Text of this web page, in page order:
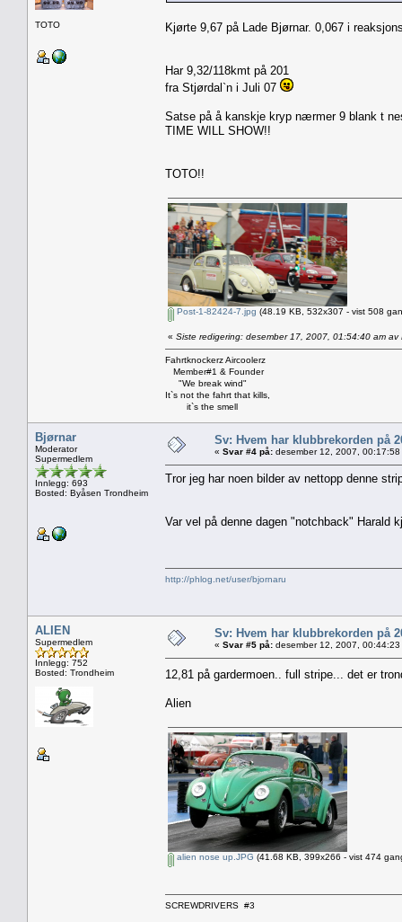
TOTO Kjørte 9,67 på Lade Bjørnar. 0,067 i
Har 9,32/118kmt på 201
fra Stjørdal`n i Juli 07
Satse på å kanskje kryp nærmer 9 blank t
TIME WILL SHOW!!
TOTO!!
Post-1-82424-7.jpg (48.19 KB, 532x307 - vist 508
« Siste redigering: desember 17, 2007, 01:54:40 am av
Fahrtknockerz Aircoolerz
Member#1 & Founder
"We break wind"
It`s not the fahrt that kills,
it`s the smell
Bjørnar
Moderator
Supermedlem
Innlegg: 693
Bosted: Byåsen Trondheim
Sv: Hvem har klubbrekorden på
« Svar #4 på: desember 12, 2007, 00:17:58
Tror jeg har noen bilder av nettopp denne
Var vel på denne dagen "notchback" Harald
http://phlog.net/user/bjornaru
ALIEN
Supermedlem
Innlegg: 752
Bosted: Trondheim
Sv: Hvem har klubbrekorden på
« Svar #5 på: desember 12, 2007, 00:44:23
12,81 på gardermoen.. full stripe... det er
Alien
alien nose up.JPG (41.68 KB, 399x266 - vist 474
SCREWDRIVERS #3